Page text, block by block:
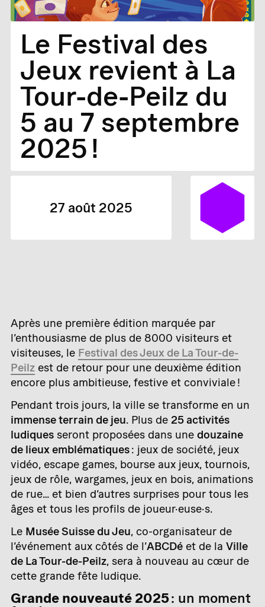
Le Festival des
Jeux revient à La
Tour-de-Peilz du
5 au 7 septembre
2025 !
27 août 2025
Après une première édition marquée par
l’enthousiasme de plus de 8000 visiteurs et
visiteuses, le Festival des Jeux de La Tour-de-
Peilz est de retour pour une deuxième édition
encore plus ambitieuse, festive et conviviale !
Pendant trois jours, la ville se transforme en un
immense terrain de jeu. Plus de 25 activités
ludiques seront proposées dans une douzaine
de lieux emblématiques: jeux de société, jeux
vidéo, escape games, bourse aux jeux, tournois,
jeux de rôle, wargames, jeux en bois, animations
de rue… et bien d’autres surprises pour tous les
âges et tous les profils de joueur·euse·s.
Le Musée Suisse du Jeu, co-organisateur de
l’événement aux côtés de l’ABCDé et de la Ville
de La Tour-de-Peilz, sera à nouveau au cœur de
cette grande fête ludique.
Grande nouveauté 2025: un moment